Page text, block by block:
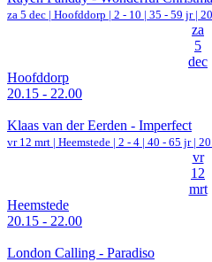
za 5 dec | Hoofddorp | 2 - 10 | 35 - 59 jr |
za
5
dec
Hoofddorp
20.15 - 22.00
Klaas van der Eerden - Imperfect
vr 12 mrt | Heemstede | 2 - 4 | 40 - 65 jr |
vr
12
mrt
Heemstede
20.15 - 22.00
London Calling - Paradiso